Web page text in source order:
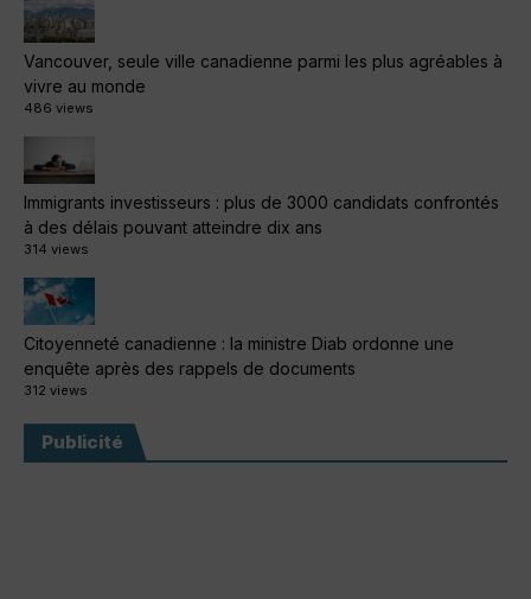
Vancouver, seule ville canadienne parmi les plus agréables à
vivre au monde
486 views
Immigrants investisseurs : plus de 3000 candidats confrontés
à des délais pouvant atteindre dix ans
314 views
Citoyenneté canadienne : la ministre Diab ordonne une
enquête après des rappels de documents
312 views
Publicité